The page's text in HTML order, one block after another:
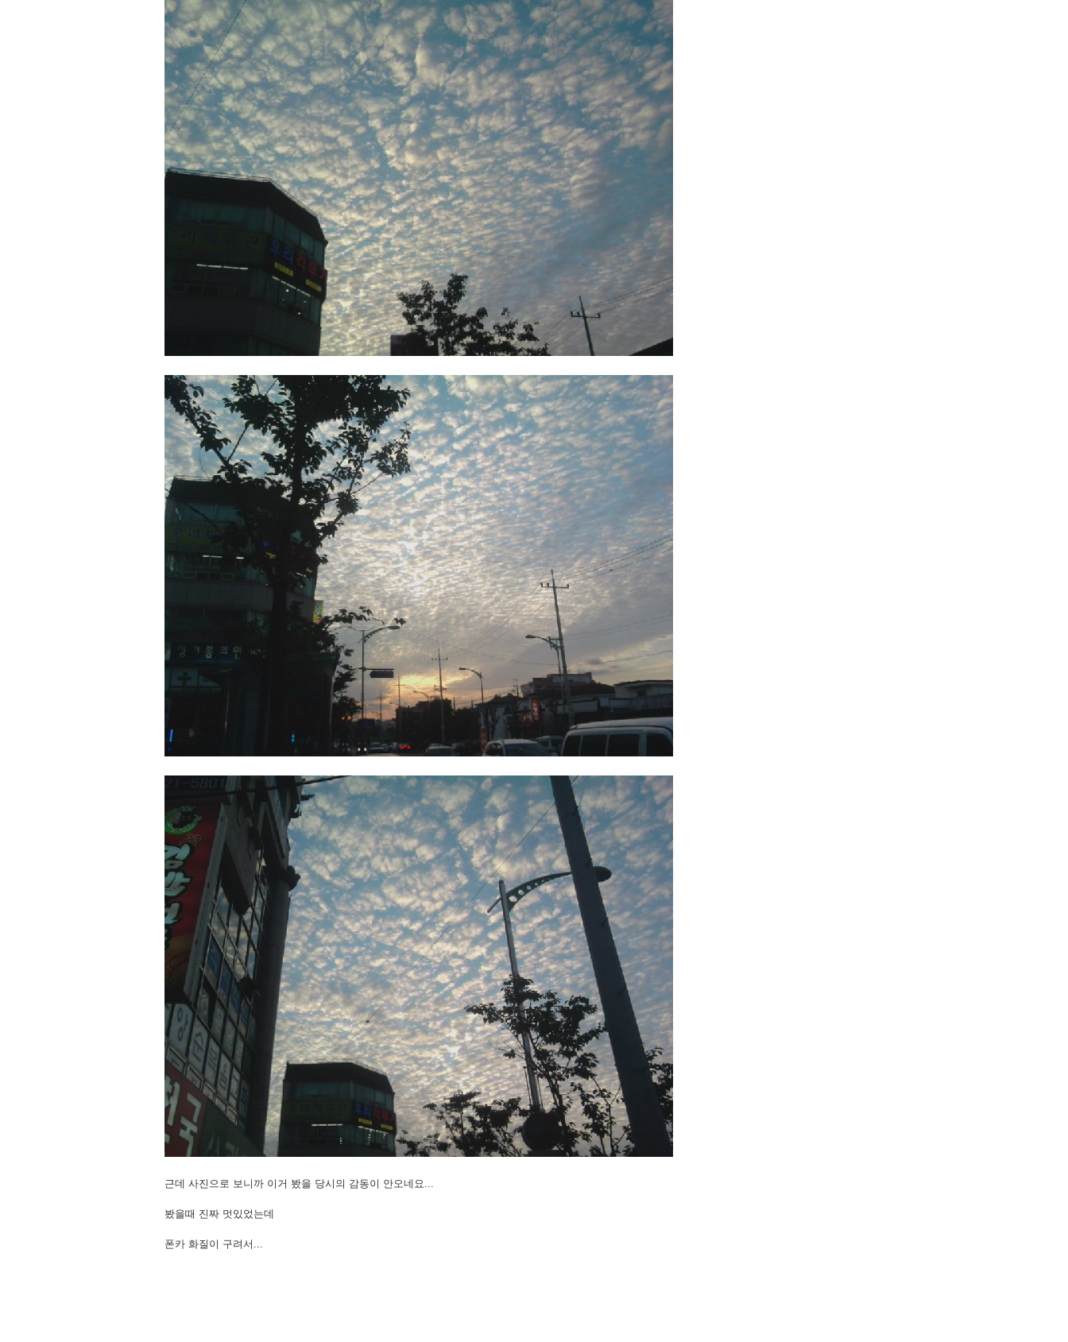
근데 사진으로 보니까 이거 봤을 당시의 감동이 안오네요...
봤을때 진짜 멋있었는데
폰카 화질이 구려서...